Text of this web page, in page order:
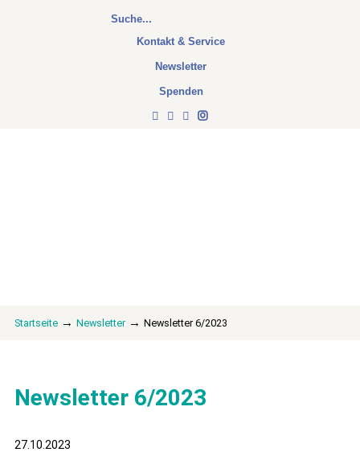
Kontakt & Service
Newsletter
Spenden
Startseite → Newsletter → Newsletter 6/2023
Newsletter 6/2023
27.10.2023